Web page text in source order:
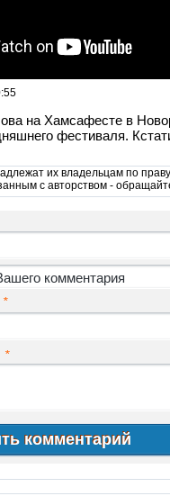
на Хамсафесте в
фестиваля.
их владельцам по
с авторством -
*
*